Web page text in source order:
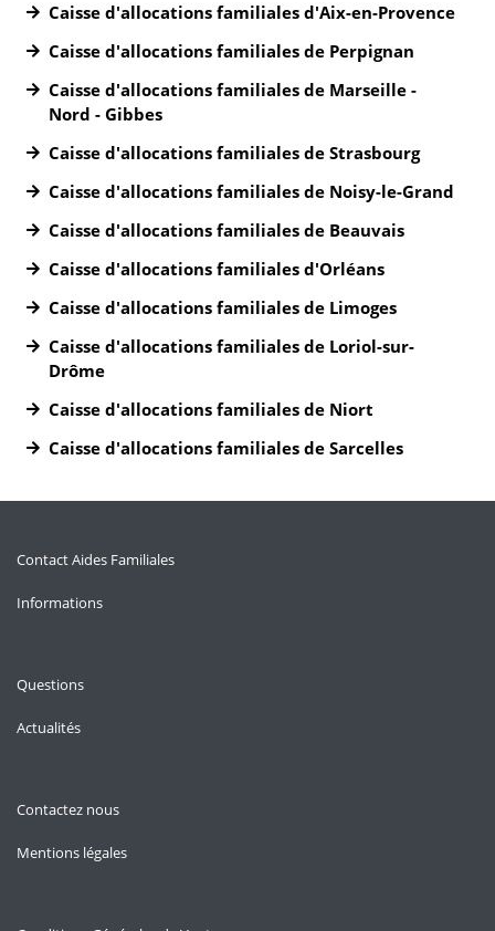
Caisse d'allocations familiales d'Aix-en-Provence
Caisse d'allocations familiales de Perpignan
Caisse d'allocations familiales de Marseille -
Nord - Gibbes
Caisse d'allocations familiales de Strasbourg
Caisse d'allocations familiales de Noisy-le-Grand
Caisse d'allocations familiales de Beauvais
Caisse d'allocations familiales d'Orléans
Caisse d'allocations familiales de Limoges
Caisse d'allocations familiales de Loriol-sur-
Drôme
Caisse d'allocations familiales de Niort
Caisse d'allocations familiales de Sarcelles
Contact Aides Familiales
Informations
Questions
Actualités
Contactez nous
Mentions légales